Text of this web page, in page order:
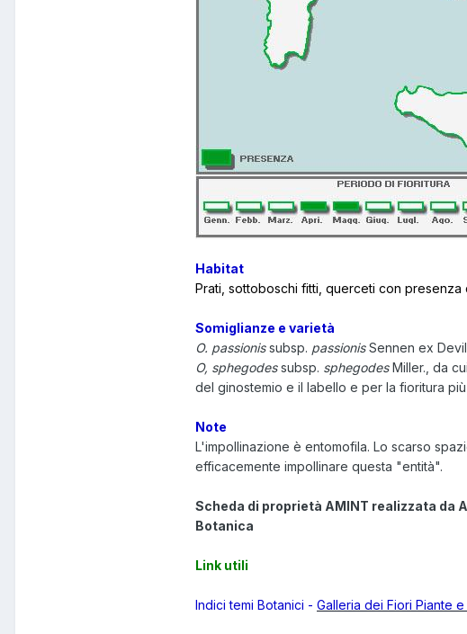
Habitat
Prati, sottoboschi fitti, querceti con presenza
Somiglianze e varietà
O. passionissubsp. passionis Sennen ex
O, sphegodessubsp. sphegodesMiller., da
del ginostemio e il labello e per la fioritura
Note
L'impollinazione è entomofila. Lo scarso
efficacemente impollinare questa "entità".
Scheda di proprietà AMINT realizzata da
Botanica
Link utili
Indici temi Botanici - Galleria dei Fiori Piante